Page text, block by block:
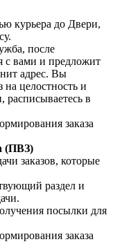
курьера до Двери,
после
с вами и предложит
адрес. Вы
на целостность и
расписываетесь в
заказа
(ПВЗ)
заказов, которые
раздел и
посылки для
заказа